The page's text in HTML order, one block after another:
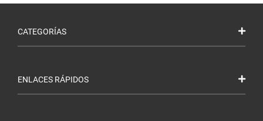
CATEGORÍAS
ENLACES RÁPIDOS